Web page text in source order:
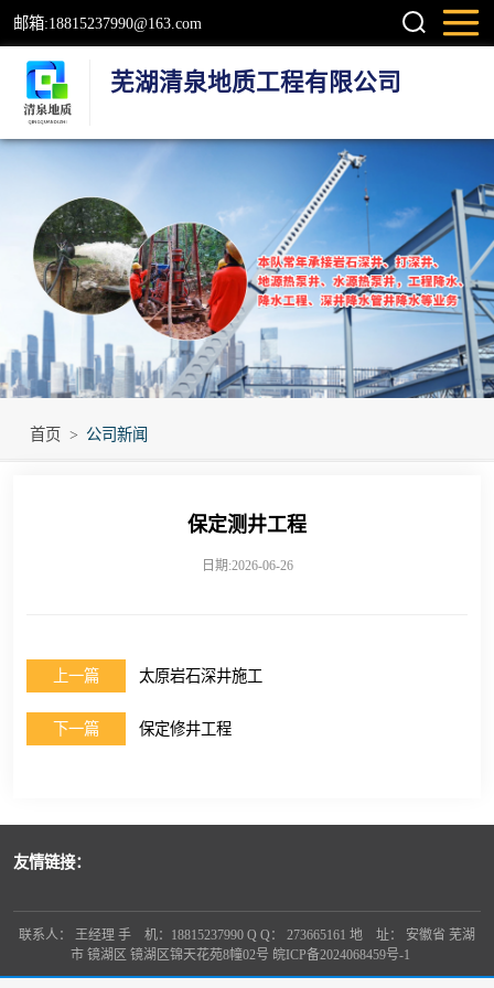
邮箱:18815237990@163.com
芜湖清泉地质工程有限公司
首页 > 公司新闻
保定测井工程
日期:2026-06-26
上一篇 太原岩石深井施工
下一篇 保定修井工程
友情链接：
联系人： 王经理 手 机：18815237990 Q Q： 273665161 地 址： 安徽省 芜湖
市 镜湖区 镜湖区锦天花苑8幢02号 皖ICP备2024068459号-1
检测井
地源热泵井
温泉地热井
岩石井
工程降水井